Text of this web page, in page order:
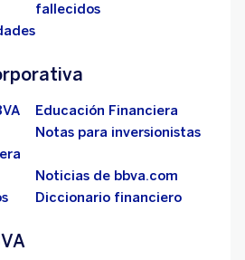
fallecidos
Educación Financiera
Notas para inversionistas
Noticias de bbva.com
Diccionario financiero